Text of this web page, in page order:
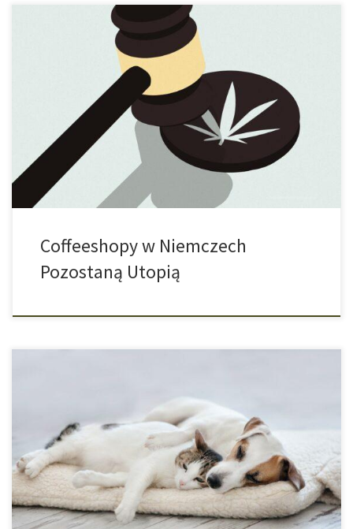
Debata na temat legalizacji konopi indyjskich w Niemczech
nieprzerwanie trwa. Rząd federalny kierowany przez partie SPD,
Zielonych i FDP chce wreszcie konkretnie wziąć się do roboty i
wysłuchać każdego, kto ma coś do powiedzenia. Z niemiecką
dokładnością należy zbadać, co można, a czego nie. Coraz
bardziej okazuje się, że dopóki […]
Coffeeshopy w Niemczech
Pozostaną Utopią
Kannabidiol, w skrócie CBD, może mieć pozytywny wpływ na
ciało, umysł i duszę i jego działanie jest pozytywne nie tylko dla
nas ludzi. CBD może mieć również bardzo pozytywny wpływ na
zwierzęta. Działa podobnie jak u ludzi, ponieważ każdy ssak
posiada system endokannabinoidowy, który oddziałuje z
podłączonymi do niego receptorami. […]